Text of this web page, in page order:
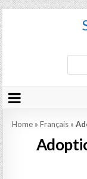
Home »Français »